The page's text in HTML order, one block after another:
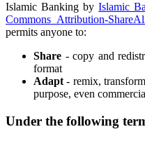
Islamic Banking byIslamic
Commons Attribution-
permits anyone to:
Share - copy and
format
Adapt - remix,
purpose, even
Under the following